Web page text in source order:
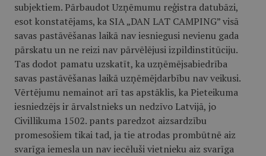
subjektiem. Pārbaudot Uzņēmumu reģistra datubāzi,
esot konstatējams, ka SIA „DAN LAT CAMPING” visā
savas pastāvēšanas laikā nav iesniegusi nevienu gada
pārskatu un ne reizi nav pārvēlējusi izpildinstitūciju.
Tas dodot pamatu uzskatīt, ka uzņēmējsabiedrība
savas pastāvēšanas laikā uzņēmējdarbību nav veikusi.
Vērtējumu nemainot arī tas apstāklis, ka Pieteikuma
iesniedzējs ir ārvalstnieks un nedzīvo Latvijā, jo
Civillikuma 1502. pants paredzot aizsardzību
promesošiem tikai tad, ja tie atrodas prombūtnē aiz
svarīga iemesla un nav iecēluši vietnieku aiz svarīga